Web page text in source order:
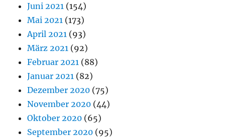
Juni 2021 (154)
Mai 2021 (173)
April 2021 (93)
März 2021 (92)
Februar 2021 (88)
Januar 2021 (82)
Dezember 2020 (75)
November 2020 (44)
Oktober 2020 (65)
September 2020 (95)